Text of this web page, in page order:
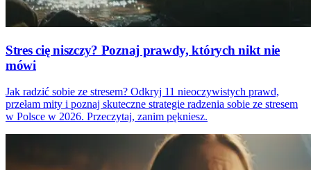
Stres cię niszczy? Poznaj prawdy, których nikt nie
mówi
Jak radzić sobie ze stresem? Odkryj 11 nieoczywistych prawd,
przełam mity i poznaj skuteczne strategie radzenia sobie ze stresem
w Polsce w 2026. Przeczytaj, zanim pękniesz.